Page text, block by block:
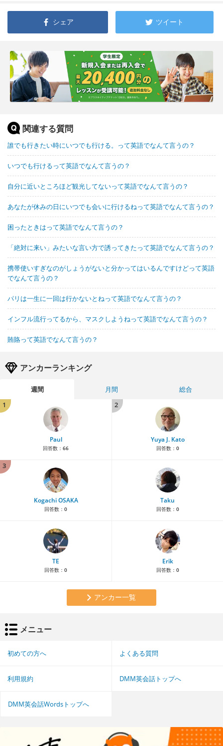
シェア ツイート
関連する質問
誰でも行きたい時にいつでも行ける。って英語でなんて言うの？
いつでも行けるって英語でなんて言うの？
自分に近いところほど観光してないって英語でなんて言うの？
あなたが休みの日にいつでも会いに行けるねって英語でなんて言うの？
困ったときはって英語でなんて言うの？
「絶対に来い」みたいな言い方で誘ってきたって英語でなんて言うの？
携帯使いすぎなのがしょうがないと分かってはいるんですけどって英語
でなんて言うの？
パリは一生に一回は行かないとねって英語でなんて言うの？
インフル流行ってるから、マスクしようねって英語でなんて言うの？
賄賂って英語でなんて言うの？
アンカーランキング
週間 月間
総合
1
Paul
回答数： 66
2
Yuya J. Kato
回答数： 0
3
Kogachi OSAKA
回答数： 0
Taku
回答数： 0
TE
回答数： 0
Erik
回答数： 0
アンカー一覧
メニュー
初めての方へ よくある質問
利用規約 DMM英会話トップへ
DMM英会話Wordsトップへ